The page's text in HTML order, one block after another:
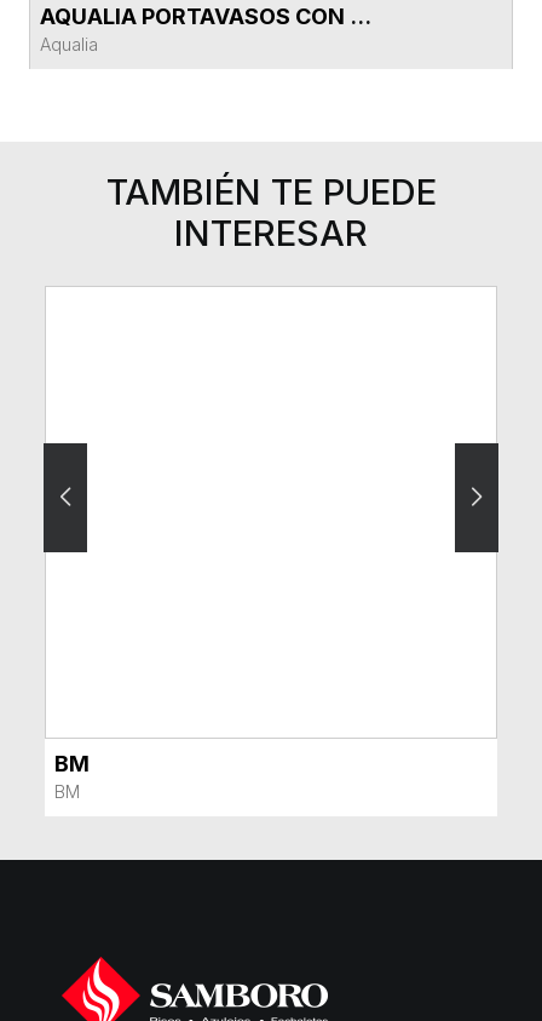
VER FICHA DEL PRODUCTOAQUALIA PORTAVASOS CON VIDRIO
Aqualia
TAMBIÉN TE PUEDE
INTERESAR
BM
BM